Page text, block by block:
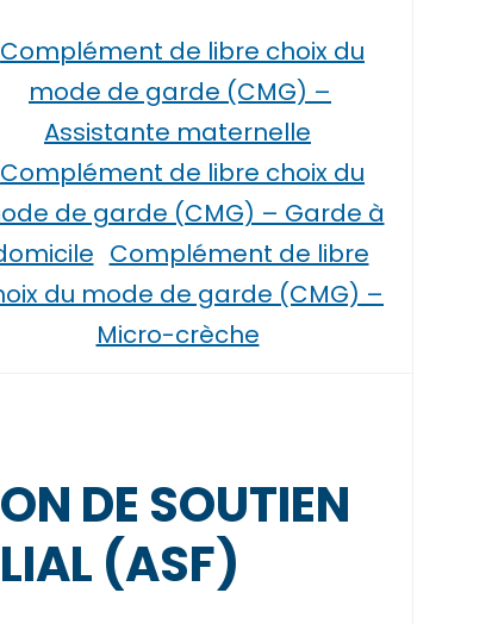
Complément de libre choix du
mode de garde (CMG) –
Assistante maternelle
Complément de libre choix du
de garde (CMG) – Garde à
Complément de libre
du mode de garde (CMG) –
Micro-crèche
DE SOUTIEN
(ASF)